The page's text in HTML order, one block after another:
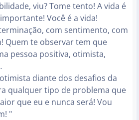
viu? Tome tento! A vida é
Você é a vida!
com sentimento, com
Quem te observar tem que
pessoa positiva, otimista,
diante dos desafios da
qualquer tipo de problema que
que eu e nunca será! Vou
"